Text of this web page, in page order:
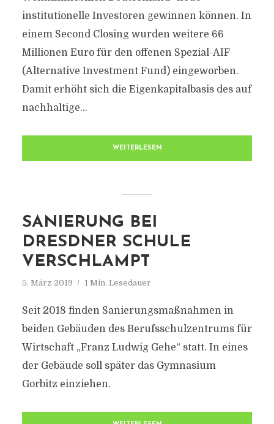
institutionelle Investoren gewinnen können. In
einem Second Closing wurden weitere 66
Millionen Euro für den offenen Spezial-AIF
(Alternative Investment Fund) eingeworben.
Damit erhöht sich die Eigenkapitalbasis des auf
nachhaltige...
WEITERLESEN
SANIERUNG BEI
DRESDNER SCHULE
VERSCHLAMPT
5. März 2019 1 Min. Lesedauer
Seit 2018 finden Sanierungsmaßnahmen in
beiden Gebäuden des Berufsschulzentrums für
Wirtschaft „Franz Ludwig Gehe“ statt. In eines
der Gebäude soll später das Gymnasium
Gorbitz einziehen.